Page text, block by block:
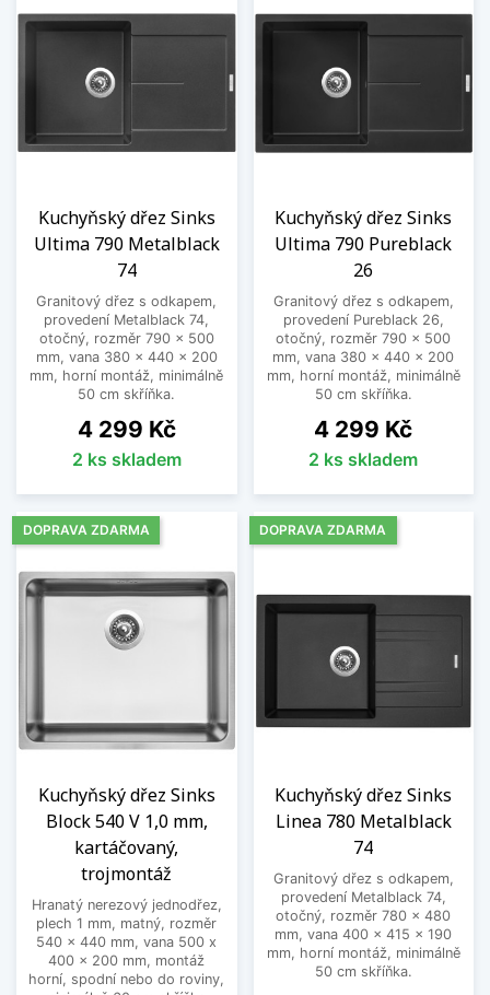
Kuchyňský dřez Sinks
Ultima 790 Metalblack
74
Granitový dřez s odkapem,
provedení Metalblack 74,
otočný, rozměr 790 x 500
mm, vana 380 x 440 x 200
mm, horní montáž, minimálně
50 cm skříňka.
Cena
4 299 Kč
2 ks skladem
Kuchyňský dřez Sinks
Ultima 790 Pureblack
26
Granitový dřez s odkapem,
provedení Pureblack 26,
otočný, rozměr 790 x 500
mm, vana 380 x 440 x 200
mm, horní montáž, minimálně
50 cm skříňka.
Cena
4 299 Kč
2 ks skladem
Kuchyňský dřez Sinks
Block 540 V 1,0 mm,
kartáčovaný,
trojmontáž
Hranatý nerezový jednodřez,
plech 1 mm, matný, rozměr
540 x 440 mm, vana 500 x
400 x 200 mm, montáž
horní, spodní nebo do roviny,
DOPRAVA ZDARMA
Kuchyňský dřez Sinks
Linea 780 Metalblack
74
Granitový dřez s odkapem,
provedení Metalblack 74,
otočný, rozměr 780 x 480
mm, vana 400 x 415 x 190
mm, horní montáž, minimálně
50 cm skříňka.
DOPRAVA ZDARMA